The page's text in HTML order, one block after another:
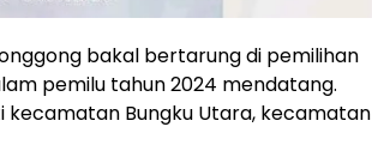
bakal bertarung di pemilihan
pemilu tahun 2024 mendatang.
Bungku Utara, kecamatan